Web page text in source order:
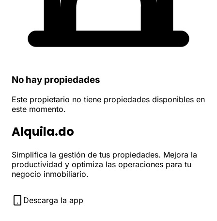
No hay propiedades
Este propietario no tiene propiedades disponibles en
este momento.
Alquila.do
Simplifica la gestión de tus propiedades. Mejora la
productividad y optimiza las operaciones para tu
negocio inmobiliario.
Descarga la app